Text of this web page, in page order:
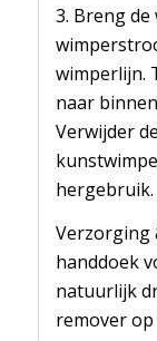
3. Breng
wimperlijn.
naar
Verwijder
hergebruik.
Verzorging
handdoek
natuurlijk
remover op